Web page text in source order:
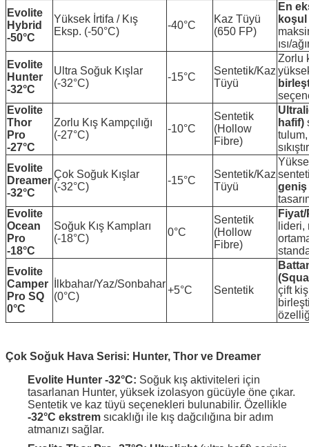
Evolite
Hybrid
-50°C
Yüksek İrtifa / Kış
Eksp. (-50°C)
-40°C
Kaz Tüyü
(650 FP)
En
koşul
ısı/
Evolite
Hunter
-32°C
Ultra Soğuk Kışlar
(-32°C)
-15°C
Sentetik/Kaz
Tüyü
Zorlu
Evolite
Thor
Pro
-27°C
Zorlu Kış Kampçılığı
(-27°C)
-10°C
Sentetik
(Hollow
Fibre)
hafif)
Evolite
Dreamer
-32°C
Çok Soğuk Kışlar
(-32°C)
-15°C
Sentetik/Kaz
Tüyü
geniş
Evolite
Ocean
Pro
-18°C
Soğuk Kış Kampları
(-18°C)
0°C
Sentetik
(Hollow
Fibre)
lideri,
Evolite
Camper
Pro SQ
0°C
İlkbahar/Yaz/Sonbahar
(0°C)
+5°C Sentetik
çift
Çok Soğuk Hava Serisi: Hunter, Thor ve Dreamer
Evolite Hunter -32°C: Soğuk kış aktiviteleri için
tasarlanan Hunter, yüksek izolasyon gücüyle öne çıkar.
Sentetik ve kaz tüyü seçenekleri bulunabilir. Özellikle
-32°C ekstrem sıcaklığı ile kış dağcılığına bir adım
atmanızı sağlar.